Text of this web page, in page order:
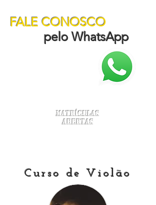
FALE CONOSCO
pelo WhatsApp
Matrículas
Abertas
Curso de Violão